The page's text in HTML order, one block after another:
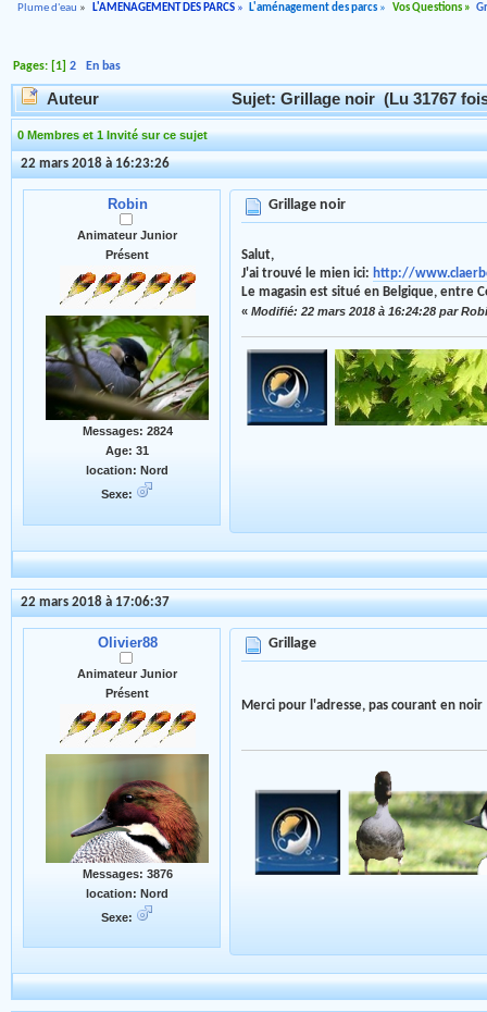
Plume d'eau » L'AMENAGEMENT DES PARCS» L'aménagement des parcs » Vos Questions»
Pages: [1]2 En bas
Auteur Sujet: Grillage noir (Lu 31767
0 Membres et 1 Invité sur ce sujet
22 mars 2018 à 16:23:26
Robin
Animateur Junior
Présent
Messages: 2824
Age: 31
location: Nord
Sexe:
Grillage noir
Salut,
J'ai trouvé le mien ici: http://
Le magasin est situé en Belgique, entre
« Modifié: 22 mars 2018 à 16:24:28 par
22 mars 2018 à 17:06:37
Olivier88
Animateur Junior
Présent
Messages: 3876
location: Nord
Sexe:
Grillage
Merci pour l'adresse, pas courant en